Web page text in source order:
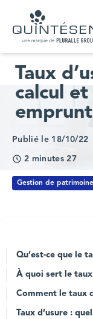
Home page
Taux
calcul
Publié le 18/10/22
2 minutes 27
Gestion de patrimoine
Qu’est-ce que le
À quoi sert le taux
Comment le taux
Taux d’usure :